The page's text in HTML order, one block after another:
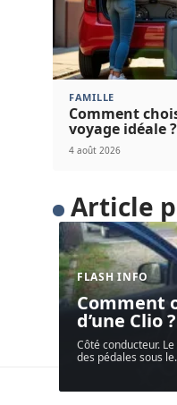
FAMILLE
Comment
voyage idéale ?
4 août 2026
Article
FLASH INFO
Comment
d’une Clio ?
Côté conducteur.
des pédales sous le